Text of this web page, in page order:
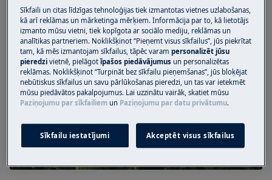
Sīkfaili un citas līdzīgas tehnoloģijas tiek izmantotas vietnes uzlabošanas,
kā arī reklāmas un mārketinga mērķiem. Informācija par to, kā lietotājs
izmanto mūsu vietni, tiek kopīgota ar sociālo mediju, reklāmas un
analītikas partneriem. Noklikšķinot “Pieņemt visus sīkfailus”, jūs piekrītat
tam, kā mēs izmantojam sīkfailus, tāpēc varampersonalizēt jūsu
pieredzivietnē, pielāgotīpašos piedāvājumus un personalizētas
reklāmas. Noklikšķinot “Turpināt bez sīkfailu pieņemšanas”, jūs bloķējat
nebūtiskus sīkfailus un savu pārlūkošanas pieredzi, un tas var ietekmēt
mūsu piedāvātos pakalpojumus. Lai uzzinātu vairāk, skatiet mūsu
Paziņojumu par sīkfailiem un Paziņojumu par datu privātumu.
Sīkfailu iestatījumi Akceptēt visus sīkfailus